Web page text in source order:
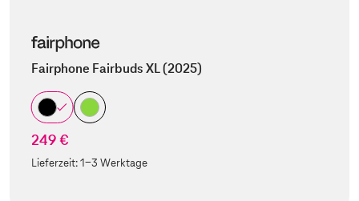
Fairphone Fairbuds XL (2025)
249 €
Lieferzeit:1-3 Werktage